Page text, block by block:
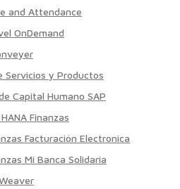
and Attendance
OnDemand
Servicios y Productos
Capital Humano SAP
Finanzas
Facturación Electronica
Mi Banca Solidaria